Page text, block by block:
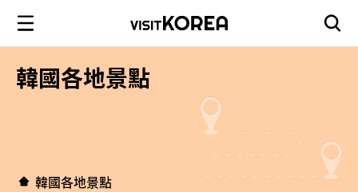
韓國各地景點
韓國各地景點